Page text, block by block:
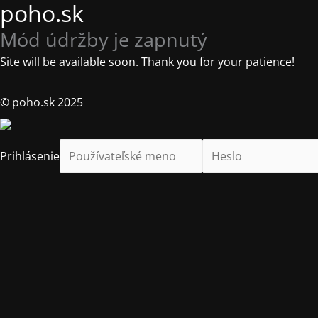
poho.sk
Mód údržby je zapnutý
Site will be available soon. Thank you for your patience!
© poho.sk 2025
Prihlásenie